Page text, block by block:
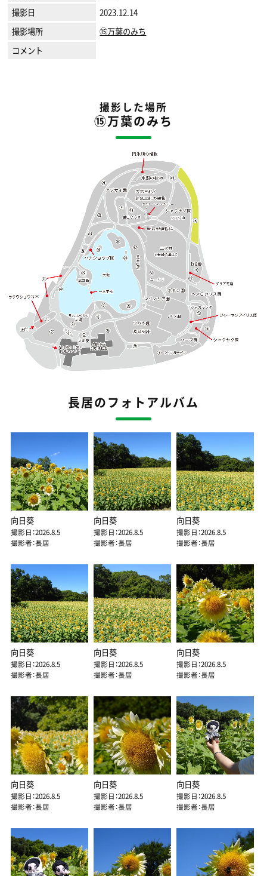
撮影日
2023.12.14
撮影場所
⑮万葉のみち
コメント
撮影した場所
⑮万葉のみち
長居のフォトアルバム
向日葵
撮影日：2026.8.5
撮影者：長居
向日葵
撮影日：2026.8.5
撮影者：長居
向日葵
撮影日：2026.8.5
撮影者：長居
向日葵
撮影日：2026.8.5
撮影者：長居
向日葵
撮影日：2026.8.5
撮影者：長居
向日葵
撮影日：2026.8.5
撮影者：長居
向日葵
撮影日：2026.8.5
撮影者：長居
向日葵
撮影日：2026.8.5
撮影者：長居
向日葵
撮影日：2026.8.5
撮影者：長居